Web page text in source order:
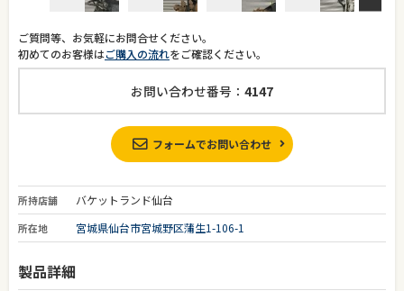
ご質問等、お気軽にお問合せください。
初めてのお客様はご購入の流れをご確認ください。
お問い合わせ番号： 4147
フォームでお問い合わせ
所持店舗 バケットランド仙台
所在地 宮城県仙台市宮城野区蒲生1-106-1
製品詳細